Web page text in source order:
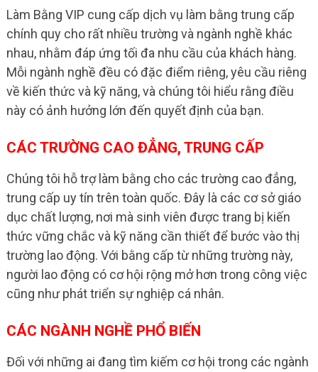
Làm Bằng VIP cung cấp dịch vụ làm bằng trung cấp
chính quy cho rất nhiều trường và ngành nghề khác
nhau, nhằm đáp ứng tối đa nhu cầu của khách hàng.
Mỗi ngành nghề đều có đặc điểm riêng, yêu cầu riêng
về kiến thức và kỹ năng, và chúng tôi hiểu rằng điều
này có ảnh hưởng lớn đến quyết định của bạn.
CÁC TRƯỜNG CAO ĐẲNG, TRUNG CẤP
Chúng tôi hỗ trợ làm bằng cho các trường cao đẳng,
trung cấp uy tín trên toàn quốc. Đây là các cơ sở giáo
dục chất lượng, nơi mà sinh viên được trang bị kiến
thức vững chắc và kỹ năng cần thiết để bước vào thị
trường lao động. Với bằng cấp từ những trường này,
người lao động có cơ hội rộng mở hơn trong công việc
cũng như phát triển sự nghiệp cá nhân.
CÁC NGÀNH NGHỀ PHỔ BIẾN
Đối với những ai đang tìm kiếm cơ hội trong các ngành